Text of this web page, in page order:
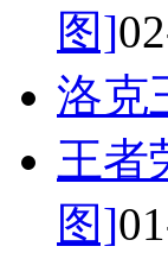
图]
洛克
王者
图]